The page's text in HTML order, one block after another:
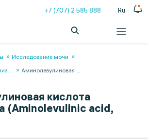
+7 (707) 2 585 888 Ru
Исследование мочи
... Аминолевулиновая ...
кислота
(Aminolevulinic acid,